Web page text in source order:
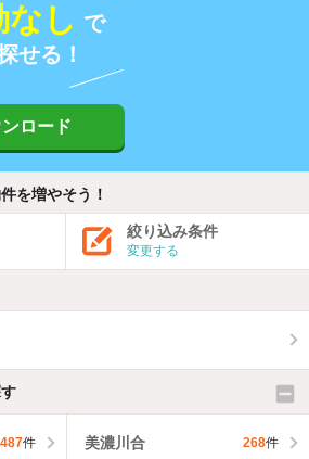
し で
せる！
ロード
を増やそう！
絞り込み条件
変更する
487件 美濃川合 268件